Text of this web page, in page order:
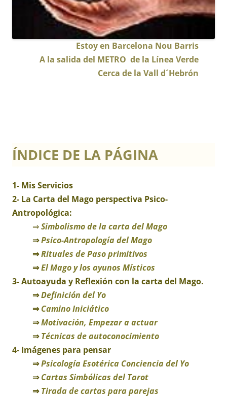
Estoy en Barcelona Nou Barris
A la salida del METRO de la Línea Verde
Cerca de la Vall d´Hebrón
ÍNDICE DE LA PÁGINA
1- Mis Servicios
2- La Carta del Mago perspectiva Psico-
Antropológica:
⇒Simbolismo de la carta del Mago
⇒Psico-Antropología del Mago
⇒Rituales de Paso primitivos
⇒El Mago y los ayunos Místicos
3-Autoayuda y Reflexión con la carta del Mago.
⇒Definición del Yo
⇒ Camino Iniciático
⇒Motivación, Empezar a actuar
⇒ Técnicas de autoconocimiento
4- Imágenes para pensar
⇒Psicología Esotérica Conciencia del Yo
⇒ Cartas Simbólicas del Tarot
⇒Tirada de cartas para parejas